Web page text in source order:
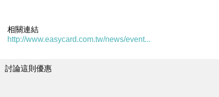
相關連結
http://www.easycard.com.tw/news/event...
討論這則優惠